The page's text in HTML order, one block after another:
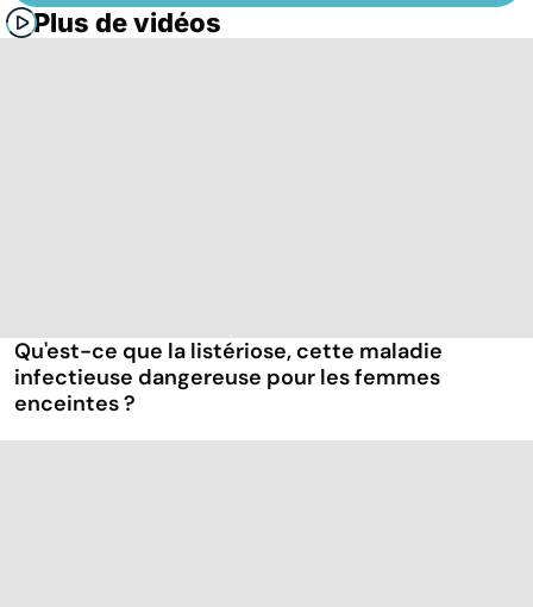
Plus de vidéos
Qu'est-ce que la listériose, cette maladie
infectieuse dangereuse pour les femmes
enceintes ?